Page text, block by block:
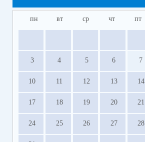
пн вт ср чт пт
3 4 5 6 7
10 11 12 13 14
17 18 19 20 21
24 25 26 27 28